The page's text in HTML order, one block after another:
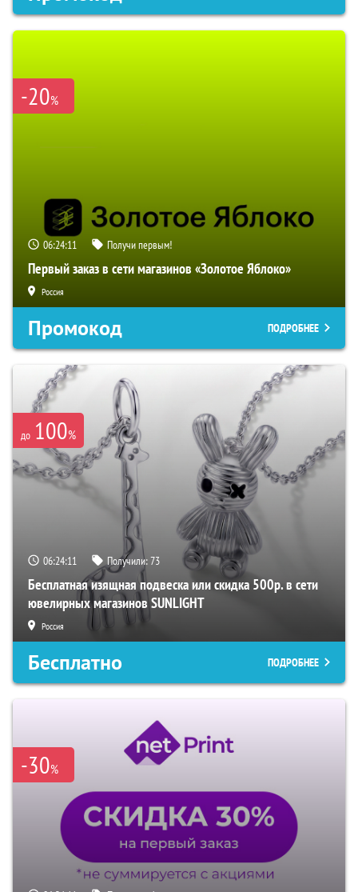
-20%
06:24:10 Получи первым!
Первый заказ в сети магазинов «Золотое Яблоко»
Россия
Промокод ПОДРОБНЕЕ
до 100%
06:24:10 Получили:73
Бесплатная изящная подвеска или скидка 500р. в сети
ювелирных магазинов SUNLIGHT
Россия
Бесплатно ПОДРОБНЕЕ
-30%